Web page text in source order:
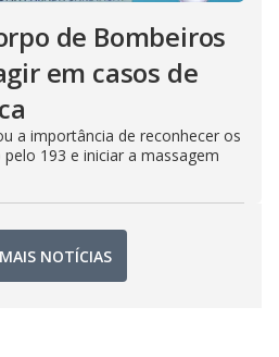
de Bombeiros
em casos de
a importância de reconhecer os
193 e iniciar a massagem
NOTÍCIAS